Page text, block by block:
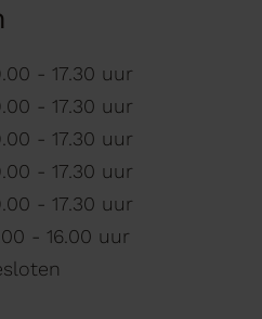
- 17.30 uur
- 17.30 uur
- 17.30 uur
- 17.30 uur
- 17.30 uur
- 16.00 uur